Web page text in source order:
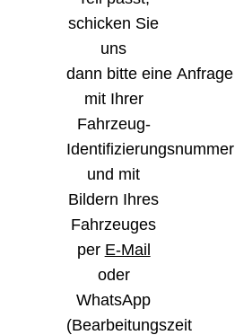
schicken Sie
uns
dann bitte eine Anfrage
mit Ihrer
Fahrzeug-
Identifizierungsnummer
und mit
Bildern Ihres
Fahrzeuges
per E-Mail
oder
WhatsApp
(Bearbeitungszeit